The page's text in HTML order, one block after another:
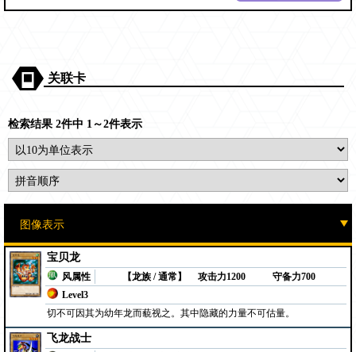
关联卡
检索结果 2件中 1～2件表示
宝贝龙
风属性
【龙族 / 通常】
Level3
攻击力1200 守备力700
切不可因其为幼年龙而藐视之。其中隐藏的力量不可估量。
飞龙战士